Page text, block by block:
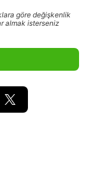
göre değişkenlik
almak isterseniz